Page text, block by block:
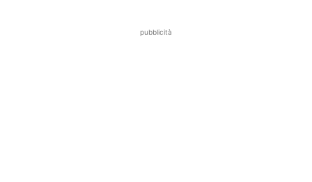
pubblicità